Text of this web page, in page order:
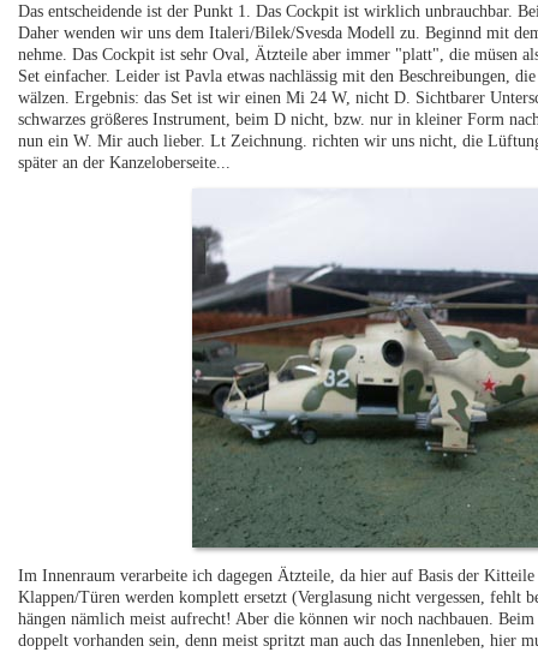
Das entscheidende ist der Punkt 1. Das Cockpit ist wirklich unbrauchbar.
Daher wenden wir uns dem Italeri/Bilek/Svesda Modell zu. Beginnd mit
nehme. Das Cockpit ist sehr Oval, Ätzteile aber immer "platt", die müsen
Set einfacher. Leider ist Pavla etwas nachlässig mit den Beschreibungen,
wälzen. Ergebnis: das Set ist wir einen Mi 24 W, nicht D. Sichtbarer
schwarzes größeres Instrument, beim D nicht, bzw. nur in kleiner Form
nun ein W. Mir auch lieber. Lt Zeichnung. richten wir uns nicht, die
später an der Kanzeloberseite...
Im Innenraum verarbeite ich dagegen Ätzteile, da hier auf Basis der
Klappen/Türen werden komplett ersetzt (Verglasung nicht vergessen,
hängen nämlich meist aufrecht! Aber die können wir noch nachbauen.
doppelt vorhanden sein, denn meist spritzt man auch das Innenleben, hier